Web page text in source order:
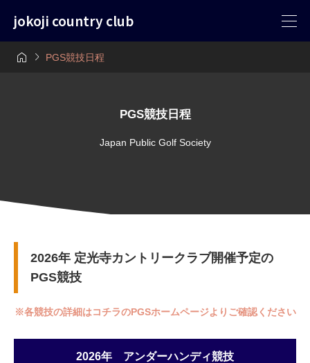
jokoji country club
  PGS競技日程
PGS競技日程
Japan Public Golf Society
2026年 定光寺カントリークラブ開催予定の
PGS競技
※各競技の詳細はコチラのPGSホームページよりご確認ください
2026年 アンダーハンディ競技